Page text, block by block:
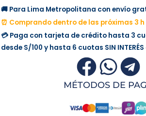
🚚 Para Lima Metropolitana con envío
⏰ Comprando dentro de las próximas 3 h
💳 Paga con tarjeta de crédito hasta 3
desde S/100 y hasta 6 cuotas SIN INTERÉS
MÉTODOS DE